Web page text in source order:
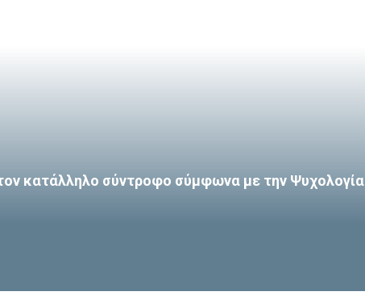
κατάλληλο σύντροφο σύμφωνα με την Ψυχολογία